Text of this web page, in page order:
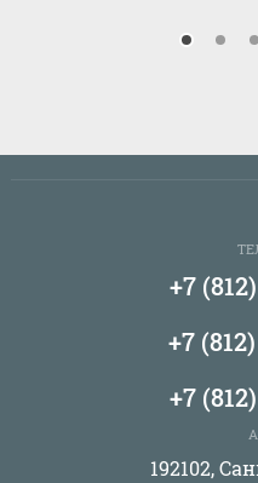
+7
+7
+7
192102,